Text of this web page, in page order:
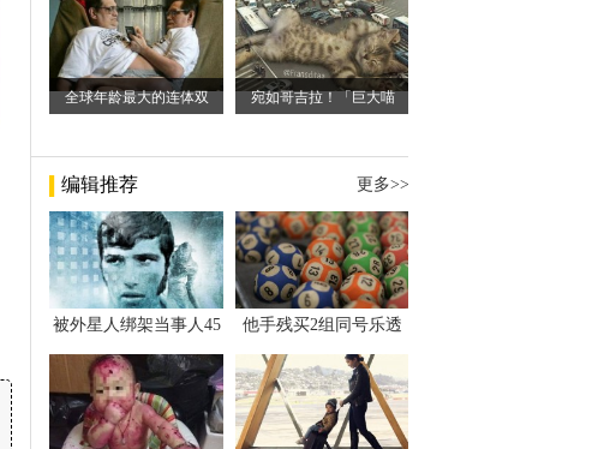
全球年龄最大的连体双 宛如哥吉拉！「巨大喵
编辑推荐 更多>>
被外星人绑架当事人45
斯卡古拉事件
他手残买2组同号乐透
万